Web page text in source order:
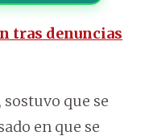
tras denuncias
que se
en que se